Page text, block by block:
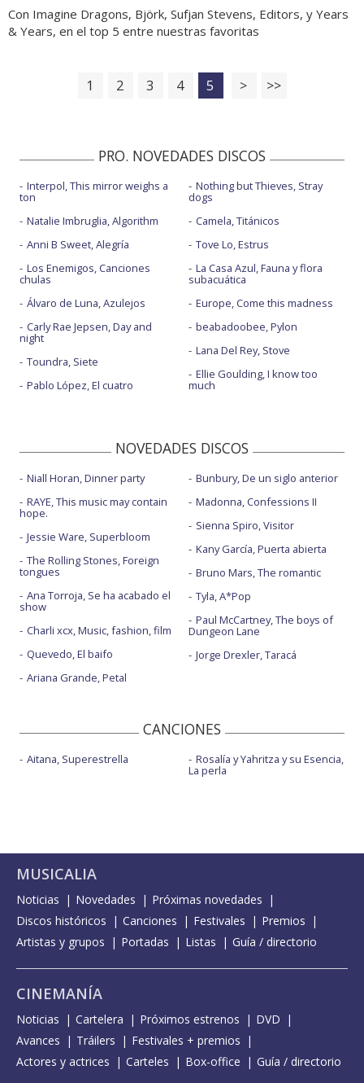
Con Imagine Dragons, Björk, Sufjan Stevens, Editors, y Years
& Years, en el top 5 entre nuestras favoritas
1 2 3 4 5 > >>
PRO. NOVEDADES DISCOS
Interpol, This mirror weighs a
ton
Natalie Imbruglia, Algorithm
Anni B Sweet, Alegría
Los Enemigos, Canciones
chulas
Álvaro de Luna, Azulejos
Carly Rae Jepsen, Day and
night
Toundra, Siete
Pablo López, El cuatro
Nothing but Thieves, Stray
dogs
Camela, Titánicos
Tove Lo, Estrus
La Casa Azul, Fauna y flora
subacuática
Europe, Come this madness
beabadoobee, Pylon
Lana Del Rey, Stove
Ellie Goulding, I know too
much
NOVEDADES DISCOS
Niall Horan, Dinner party
RAYE, This music may contain
hope.
Jessie Ware, Superbloom
The Rolling Stones, Foreign
tongues
Ana Torroja, Se ha acabado el
show
Charli xcx, Music, fashion, film
Quevedo, El baifo
Ariana Grande, Petal
Bunbury, De un siglo anterior
Madonna, Confessions II
Sienna Spiro, Visitor
Kany García, Puerta abierta
Bruno Mars, The romantic
Tyla, A*Pop
Paul McCartney, The boys of
Dungeon Lane
Jorge Drexler, Taracá
CANCIONES
Aitana, Superestrella Rosalía y Yahritza y su Esencia,
La perla
MUSICALIA
Noticias Novedades
Próximas novedades
Discos históricos
Canciones Festivales
Premios
Artistas y grupos
Portadas Listas Guía / directorio
CINEMANÍA
Noticias Cartelera Próximos estrenos
DVD
Avances
Tráilers
Festivales + premios
Actores y actrices
Carteles Box-office Guía / directorio